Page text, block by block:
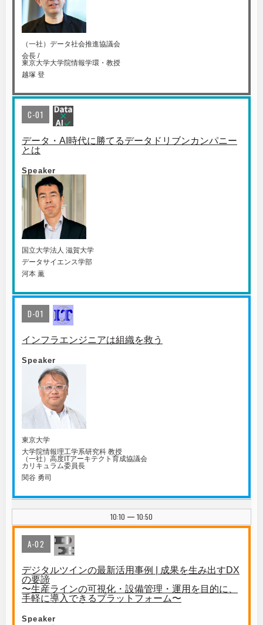
（一社）データ社会推進協議会
会長 /
東京大学大学院情報学環・教授
越塚 登
C-01
データ・AI時代に勝てるデータドリブンカンパニー
とは
Speaker
国⽴⼤学法⼈ 滋賀⼤学
データサイエンス学部
河本 薫
D-01
インフラエンジニアは組織を救う
Speaker
東京大学
大学院情報理工学系研究科 教授
（一社）高度ITアーキテクト育成協議会
カリキュラム委員長
関谷 勇司
10:10 | 10:50
A-02
デジタルツインの最新活用事例 | 成果を生み出すDX
の要諦
〜生産ラインの可視化・設備管理・運用を目的に、
手軽に導入できるプラットフォーム〜
Speaker